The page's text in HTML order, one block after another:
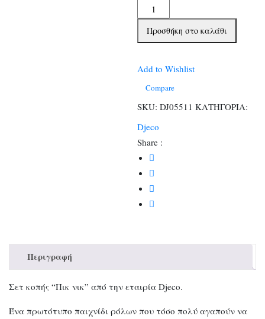
Djeco
ξύλινο
παιχνίδι
-
διαίρεσης
Προσθήκη στο καλάθι
Add to Wishlist
Compare
SKU: DJ05511 ΚΑΤΗΓΟΡΙΑ:
Djeco
Share :
Περιγραφή
Σετ κοπής “Πικ νικ” από την εταιρία Djeco.
Ένα πρωτότυπο παιχνίδι ρόλων που τόσο πολύ αγαπούν να